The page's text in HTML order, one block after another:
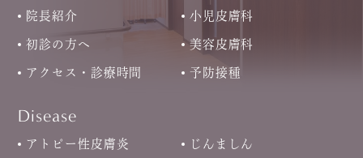
院長紹介
初診の方へ
アクセス・診療時間
小児皮膚科
美容皮膚科
予防接種
Disease
アトピー性皮膚炎 じんましん